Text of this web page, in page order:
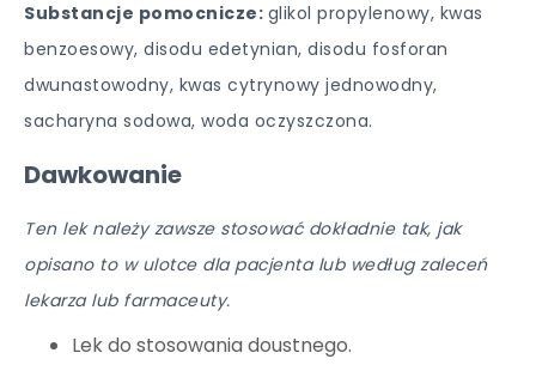
Substancje pomocnicze: glikol propylenowy, kwas
benzoesowy, disodu edetynian, disodu fosforan
dwunastowodny, kwas cytrynowy jednowodny,
sacharyna sodowa, woda oczyszczona.
Dawkowanie
Ten lek należy zawsze stosować dokładnie tak, jak
opisano to w ulotce dla pacjenta lub według zaleceń
lekarza lub farmaceuty.
Lek do stosowania doustnego.